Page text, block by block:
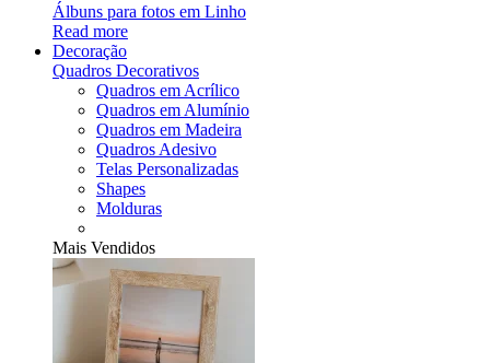
Álbuns para fotos em Linho
Read more
Decoração
Quadros Decorativos
Quadros em Acrílico
Quadros em Alumínio
Quadros em Madeira
Quadros Adesivo
Telas Personalizadas
Shapes
Molduras
Mais Vendidos